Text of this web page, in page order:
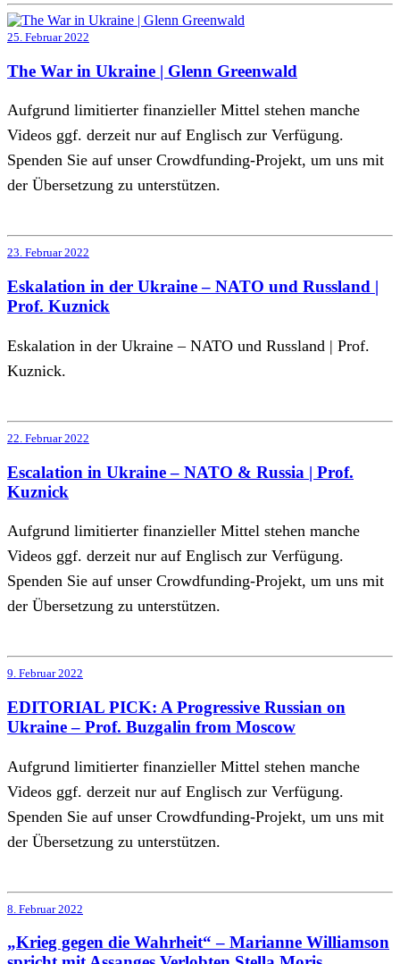
25. Februar 2022
The War in Ukraine | Glenn Greenwald
Aufgrund limitierter finanzieller Mittel stehen manche
Videos ggf. derzeit nur auf Englisch zur Verfügung.
Spenden Sie auf unser Crowdfunding-Projekt, um uns mit
der Übersetzung zu unterstützen.
23. Februar 2022
Eskalation in der Ukraine – NATO und Russland |
Prof. Kuznick
Eskalation in der Ukraine – NATO und Russland | Prof.
Kuznick.
22. Februar 2022
Escalation in Ukraine – NATO & Russia | Prof.
Kuznick
Aufgrund limitierter finanzieller Mittel stehen manche
Videos ggf. derzeit nur auf Englisch zur Verfügung.
Spenden Sie auf unser Crowdfunding-Projekt, um uns mit
der Übersetzung zu unterstützen.
9. Februar 2022
EDITORIAL PICK: A Progressive Russian on
Ukraine – Prof. Buzgalin from Moscow
Aufgrund limitierter finanzieller Mittel stehen manche
Videos ggf. derzeit nur auf Englisch zur Verfügung.
Spenden Sie auf unser Crowdfunding-Projekt, um uns mit
der Übersetzung zu unterstützen.
8. Februar 2022
„Krieg gegen die Wahrheit“ – Marianne Williamson